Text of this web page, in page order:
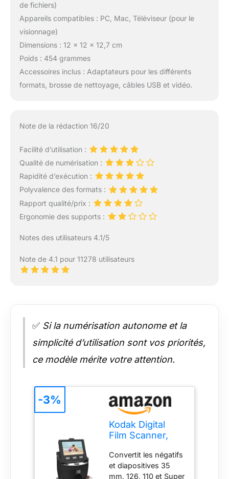
de fichiers)
Appareils compatibles : PC, Mac, Téléviseur (pour le
visionnage)
Dimensions : 12 x 12 x 12,7 cm
Poids : 454 grammes
Accessoires inclus : Adaptateurs pour les différents
formats, brosse de nettoyage, câbles USB et vidéo.
Note de la rédaction 16/20
Facilité d’utilisation :
Qualité de numérisation :
Rapidité d’exécution :
Polyvalence des formats :
Rapport qualité/prix :
Ergonomie des supports :
Notes des utilisateurs 4.1/5
Note de 4.1 pour 11278 utilisateurs
✅ Si la numérisation autonome et la
simplicité d’utilisation sont vos priorités,
ce modèle mérite votre attention.
Kodak Digital
Film Scanner,
Négatifs et
Diapositives de
Convertit les négatifs
et diapositives 35
mm, 126, 110 et Super
-3%